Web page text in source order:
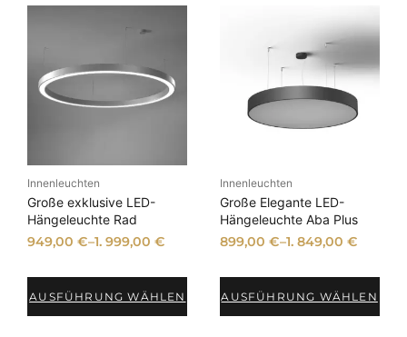
Innenleuchten
Große exklusive LED-
Hängeleuchte Rad
949,00€–1. 999,00€
AUSFÜHRUNG WÄHLEN
Innenleuchten
Große Elegante LED-
Hängeleuchte Aba Plus
899,00 €–1. 849,00 €
AUSFÜHRUNG WÄHLEN